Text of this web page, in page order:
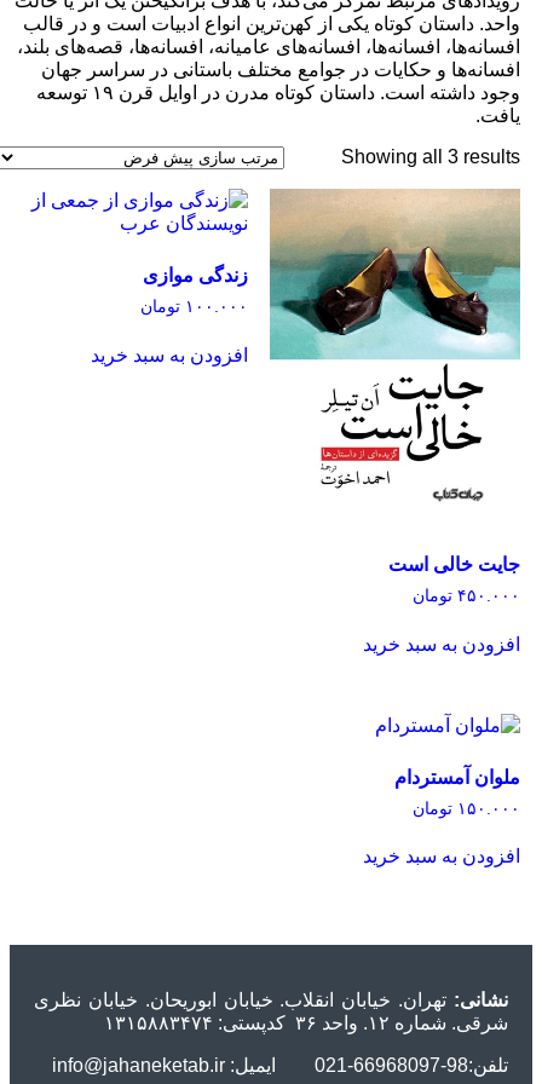
واحد. داستان کوتاه یکی از کهن‌ترین انواع ادبیات است و در قالب
افسانه‌ها، افسانه‌ها، افسانه‌های عامیانه، افسانه‌ها، قصه‌های بلند،
افسانه‌ها و حکایات در جوامع مختلف باستانی در سراسر جهان
وجود داشته است. داستان کوتاه مدرن در اوایل قرن ۱۹ توسعه
یافت.
Showing all 3 results
جایت خالی است
۴۵۰.۰۰۰ تومان
افزودن به سبد خرید
زندگی موازی
۱۰۰.۰۰۰ تومان
افزودن به سبد خرید
ملوان آمستردام
۱۵۰.۰۰۰ تومان
افزودن به سبد خرید
نشانی: تهران. خیابان انقلاب. خیابان ابوریحان. خیابان نظری
شرقی. شماره ۱۲. واحد ۳۶ کدپستی: ۱۳۱۵۸۸۳۴۷۴
تلفن:98-66968097-021 ایمیل: info@jahaneketab.ir